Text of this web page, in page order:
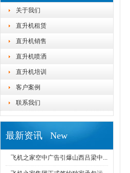
关于我们
直升机租赁
直升机销售
直升机喷洒
直升机培训
客户案例
联系我们
最新资讯 New
飞机之家空中广告引爆山西吕梁中...